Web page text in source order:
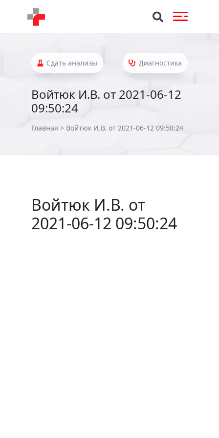
Сдать анализы Диагностика
Войтюк И.В. от 2021-06-12
09:50:24
Главная > Войтюк И.В. от 2021-06-12 09:50:24
Войтюк И.В. от
2021-06-12 09:50:24